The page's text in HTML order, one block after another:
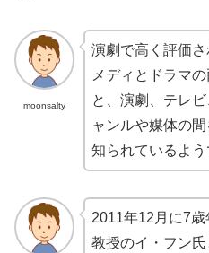
moonsalty
演劇で高く評価
メディとドラマ
と、演劇、テレ
ャンルや媒体の
知られているよ
2011年12月に7
教授のイ・フン